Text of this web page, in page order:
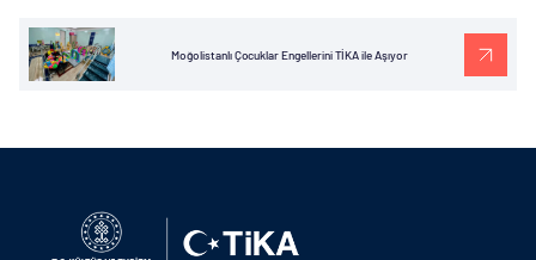
Moğolistanlı Çocuklar Engellerini TİKA ile Aşıyor